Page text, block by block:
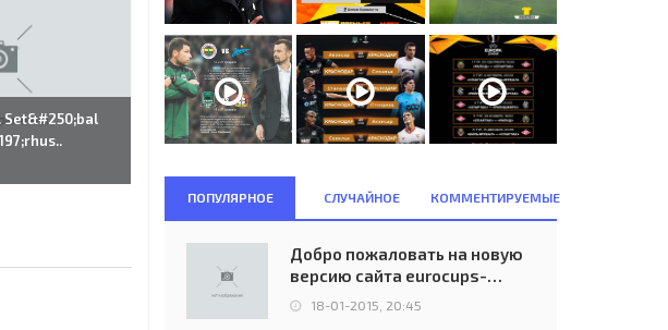
Set&#250;bal
127. FK &#268;ukari&#269;ki-
Stankom (SRB) - Gabala FK
2. Neftchi PFK (AZE) - FH
Hafnarfj&#246;r&#240;ur (ISL)
ПОПУЛЯРНОЕ СЛУЧАЙНОЕ КОММЕНТИРУЕМЫЕ
Добро пожаловать на новую
версию сайта eurocups-
uefa.ru
18-01-2015, 20:45